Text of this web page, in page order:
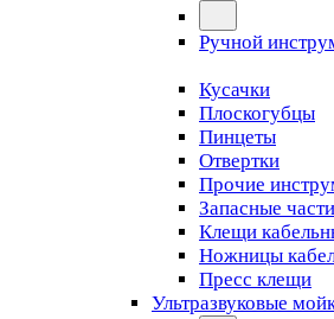
Ручной
Кусачки
Плоскогубцы
Пинцеты
Отвертки
Прочие
Запасные части
Клещи
Ножницы
Пресс клещи
Ультразвуковые